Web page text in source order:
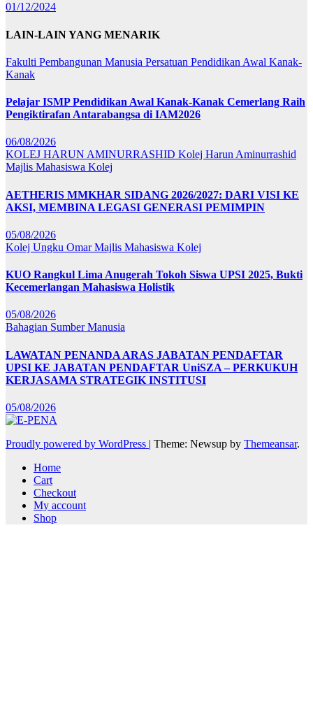
01/12/2024
LAIN-LAIN YANG MENARIK
Fakulti Pembangunan Manusia Persatuan Pendidikan Awal Kanak-
Kanak
Pelajar ISMP Pendidikan Awal Kanak-Kanak Cemerlang Raih
Pengiktirafan Antarabangsa di IAM2026
06/08/2026
KOLEJ HARUN AMINURRASHID Kolej Harun Aminurrashid
Majlis Mahasiswa Kolej
AETHERIS MMKHAR SIDANG 2026/2027: DARI VISI KE
AKSI, MEMBINA LEGASI GENERASI PEMIMPIN
05/08/2026
Kolej Ungku OmarMajlis Mahasiswa Kolej
KUO Rangkul Lima Anugerah Tokoh Siswa UPSI 2025, Bukti
Kecemerlangan Mahasiswa Holistik
05/08/2026
Bahagian Sumber Manusia
LAWATAN PENANDA ARAS JABATAN PENDAFTAR
UPSI KE JABATAN PENDAFTAR UniSZA – PERKUKUH
KERJASAMA STRATEGIK INSTITUSI
05/08/2026
Proudly powered by WordPress | Theme: Newsup by Themeansar.
Home
Cart
Checkout
My account
Shop